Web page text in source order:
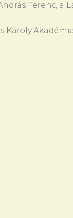
Ferenc, a
Károly